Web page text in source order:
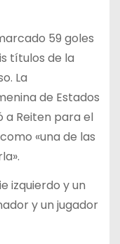
59 goles
títulos de la
La
de Estados
a Reiten para el
«una de las
izquierdo y un
y un jugador